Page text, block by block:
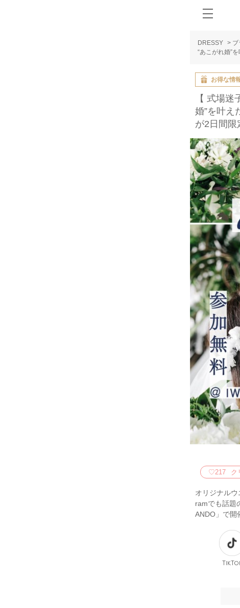
DRESSY > ブ
“あこがれ婚”
お得な情
【 式場
婚”を叶え
が2日間限
♡217 ク
オリジナル
ramでも話題
ANDO」で開